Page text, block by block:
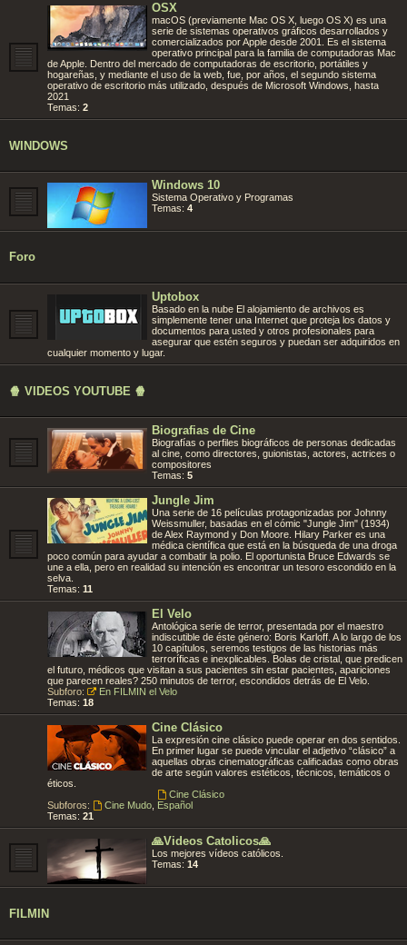
OSX
macOS (previamente Mac OS X, luego OS X) es una
serie de sistemas operativos gráficos desarrollados y
comercializados por Apple desde 2001. Es el sistema
operativo principal para la familia de computadoras Mac
de Apple. Dentro del mercado de computadoras de escritorio, portátiles y
hogareñas, y mediante el uso de la web, fue, por años, el segundo sistema
operativo de escritorio más utilizado, después de Microsoft Windows, hasta
2021
Temas: 2
WINDOWS
Windows 10
Sistema Operativo y Programas
Temas: 4
Foro
Uptobox
Basado en la nube El alojamiento de archivos es
simplemente tener una Internet que proteja los datos y
documentos para usted y otros profesionales para
asegurar que estén seguros y puedan ser adquiridos en
cualquier momento y lugar.
🍿 VIDEOS YOUTUBE 🍿
Biografias de Cine
Biografías o perfiles biográficos de personas dedicadas
al cine, como directores, guionistas, actores, actrices o
compositores
Temas: 5
Jungle Jim
Una serie de 16 películas protagonizadas por Johnny
Weissmuller, basadas en el cómic "Jungle Jim" (1934)
de Alex Raymond y Don Moore. Hilary Parker es una
médica científica que está en la búsqueda de una droga
poco común para ayudar a combatir la polio. El oportunista Bruce Edwards se
une a ella, pero en realidad su intención es encontrar un tesoro escondido en la
selva.
Temas: 11
El Velo
Antológica serie de terror, presentada por el maestro
indiscutible de éste género: Boris Karloff. A lo largo de los
10 capítulos, seremos testigos de las historias más
terroríficas e inexplicables. Bolas de cristal, que predicen
el futuro, médicos que visitan a sus pacientes sin estar pacientes, apariciones
que parecen reales? 250 minutos de terror, escondidos detrás de El Velo.
Subforo:
En FILMIN el Velo
Temas: 18
Cine Clásico
La expresión cine clásico puede operar en dos sentidos.
En primer lugar se puede vincular el adjetivo “clásico” a
aquellas obras cinematográficas calificadas como obras
de arte según valores estéticos, técnicos, temáticos o
éticos.
Subforos:
Cine Mudo,
Cine Clásico
Español
Temas: 21
🙏Videos Catolicos🙏
Los mejores vídeos católicos.
Temas: 14
FILMIN